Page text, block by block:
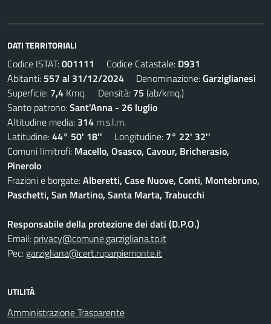
DATI TERRITORIALI
Codice ISTAT:001111 Codice Catastale: D931
Abitanti: 557 al 31/12/2024 Denominazione:Garziglianesi
Superficie: 7,4 Kmq. Densità: 75 (ab/kmq.)
Santo patrono:Sant'Anna - 26 luglio
Altitudine media: 314 m.s.l.m.
Latitudine:44° 50' 18'' Longitudine: 7° 22' 32''
Comuni limitrofi: Macello, Osasco, Cavour, Bricherasio,
Pinerolo
Frazioni e borgate:Alberetti, Case Nuove, Conti, Montebruno,
Paschetti, San Martino, Santa Marta, Trabucchi
Responsabile della protezione dei dati (D.P.O.)
Email: privacy@comune.garzigliana.to.it
Pec: garzigliana@cert.ruparpiemonte.it
UTILITÀ
Amministrazione Trasparente